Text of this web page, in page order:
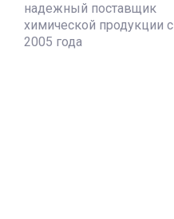
надежный поставщик
химической продукции с
2005 года